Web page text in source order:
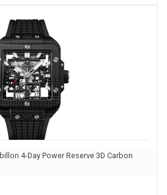
4-Day Power Reserve 3D Carbon